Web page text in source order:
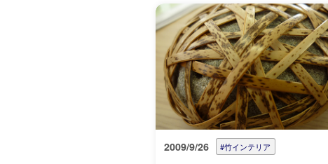
2009/9/26 #竹インテリア